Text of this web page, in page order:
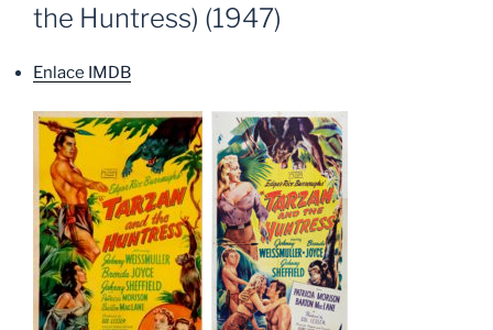
the Huntress) (1947)
Enlace IMDB